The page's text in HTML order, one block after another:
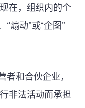
在，组织内的个
“煽动”或“企图”
者和合伙企业，
非法活动而承担